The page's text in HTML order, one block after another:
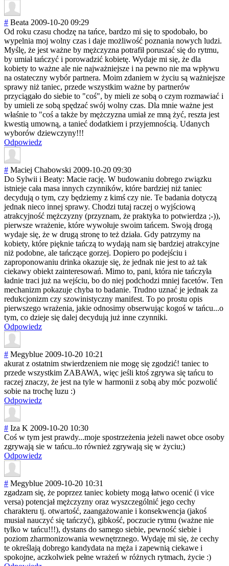
# Beata 2009-10-20 09:29
Od roku czasu chodzę na tańce, bardzo mi się to spodobało, bo
wypelnia moj wolny czas i daje możliwość poznania nowych ludzi.
Myślę, że jest ważne by mężczyzna potrafił poruszać się do rytmu,
by umiał tańczyć i porowadzić kobietę. Wydaje mi się, że dla
kobiety to ważne ale nie najważniejsze i na pewno nie ma wpływu
na ostateczny wybór partnera. Moim zdaniem w życiu są ważniejsze
sprawy niż taniec, przede wszystkim ważne by partnerów
przyciągało do siebie to "coś", by mieli ze sobą o czym rozmawiać i
by umieli ze sobą spędzać swój wolny czas. Dla mnie ważne jest
właśnie to "coś a także by mężczyzna umiał ze mną żyć, reszta jest
kwestią umowną, a tanieć dodatkiem i przyjemnością. Udanych
wyborów dziewczyny!!!
Odpowiedz
# Maciej Chabowski 2009-10-20 09:30
Do Sylwii i Beaty: Macie rację. W budowaniu dobrego związku
istnieje cała masa innych czynników, które bardziej niż taniec
decydują o tym, czy będziemy z kimś czy nie. Te badania dotyczą
jednak nieco innej sprawy. Chodzi tutaj raczej o wyjściową
atrakcyjność mężczyzny (przyznam, że praktyka to potwierdza ;-)),
pierwsze wrażenie, które wywołuje swoim tańcem. Swoją drogą
wydaje się, że w drugą stronę to też działa. Gdy patrzymy na
kobiety, które pięknie tańczą to wydają nam się bardziej atrakcyjne
niż podobne, ale tańczące gorzej. Dopiero po podejściu i
zaproponowaniu drinka okazuje się, że jednak nie jest to aż tak
ciekawy obiekt zainteresowań. Mimo to, pani, która nie tańczyła
ładnie traci już na wejściu, bo do niej podchodzi mniej facetów. Ten
mechanizm pokazuje chyba to badanie. Trudno uznać je jednak za
redukcjonizm czy szowinistyczny manifest. To po prostu opis
pierwszego wrażenia, jakie odnosimy obserwując kogoś w tańcu...o
tym, co dzieje się dalej decydują już inne czynniki.
Odpowiedz
# Megyblue 2009-10-20 10:21
akurat z ostatnim stwierdzeniem nie mogę się zgodzić! taniec to
przede wszystkim ZABAWA, więc jeśli ktoś zgrywa się tańcu to
raczej znaczy, że jest na tyle w harmonii z sobą aby móc pozwolić
sobie na trochę luzu :)
Odpowiedz
# Iza K 2009-10-20 10:30
Coś w tym jest prawdy...moje spostrzeżenia jeżeli nawet obce osoby
zgrywają sie w tańcu..to również zgrywają się w życiu;)
Odpowiedz
# Megyblue 2009-10-20 10:31
zgadzam się, że poprzez taniec kobiety mogą łatwo ocenić (i vice
versa) potencjał mężczyzny oraz wyszczególnić jego cechy
charakteru tj. otwartość, zaangażowanie i konsekwencja (jakoś
musiał nauczyć się tańczyć), gibkość, poczucie rytmu (ważne nie
tylko w tańcu!!!), dystans do samego siebie, pewność siebie i
poziom zharmonizowania wewnętrznego. Wydaję mi się, że cechy
te określają dobrego kandydata na męża i zapewnią ciekawe i
spokojne, aczkolwiek pełne wrażeń w różnych rytmach, życie :)